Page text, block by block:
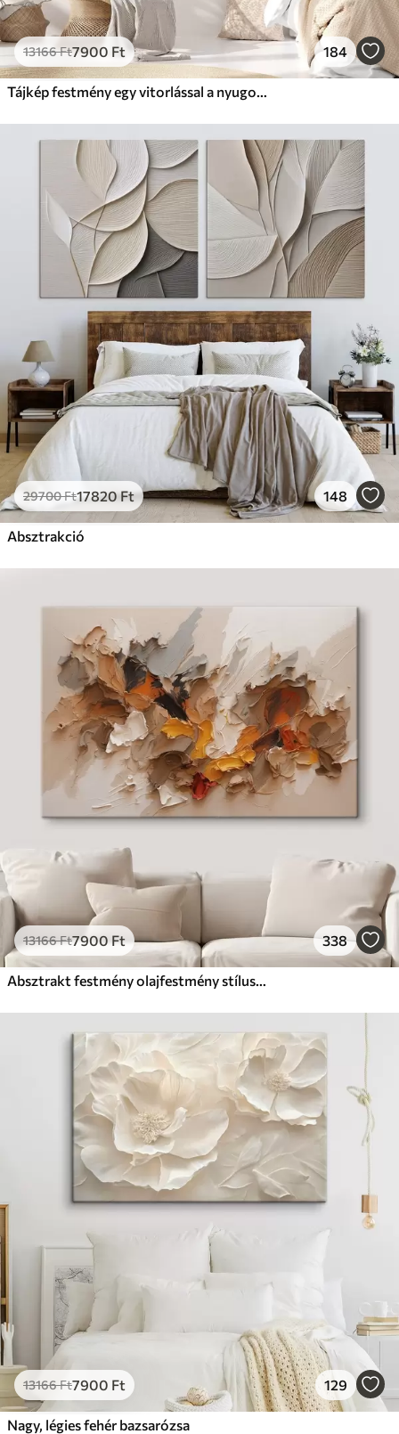
13166Ft7900 Ft 184
Tájkép festmény egy vitorlással a nyugodt tengeren, narancssárga és sárga égbolt, távoli hegyek
29700Ft17820Ft 148
Absztrakció
13166Ft7900Ft 338
Absztrakt festmény olajfestmény stílusban
13166Ft7900 Ft 129
Nagy, légies fehér bazsarózsa